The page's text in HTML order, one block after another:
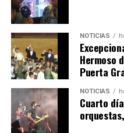
CUARTA CORRIDA DE
2026
hace 5 días Huelvatv
NOTICIAS
Hermoso
Puerta
NOTICIAS
Cuarto